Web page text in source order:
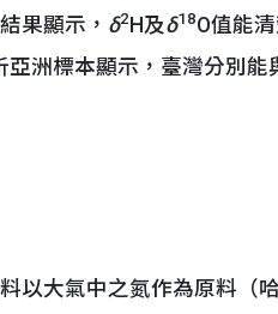
果顯示， δ2H及δ18O值能
洲標本顯示，臺灣分別能
以大氣中之氮作為原料（